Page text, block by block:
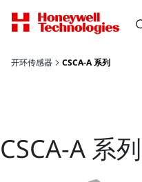
开环传感器 CSCA-A 系列
CSCA-A 系列